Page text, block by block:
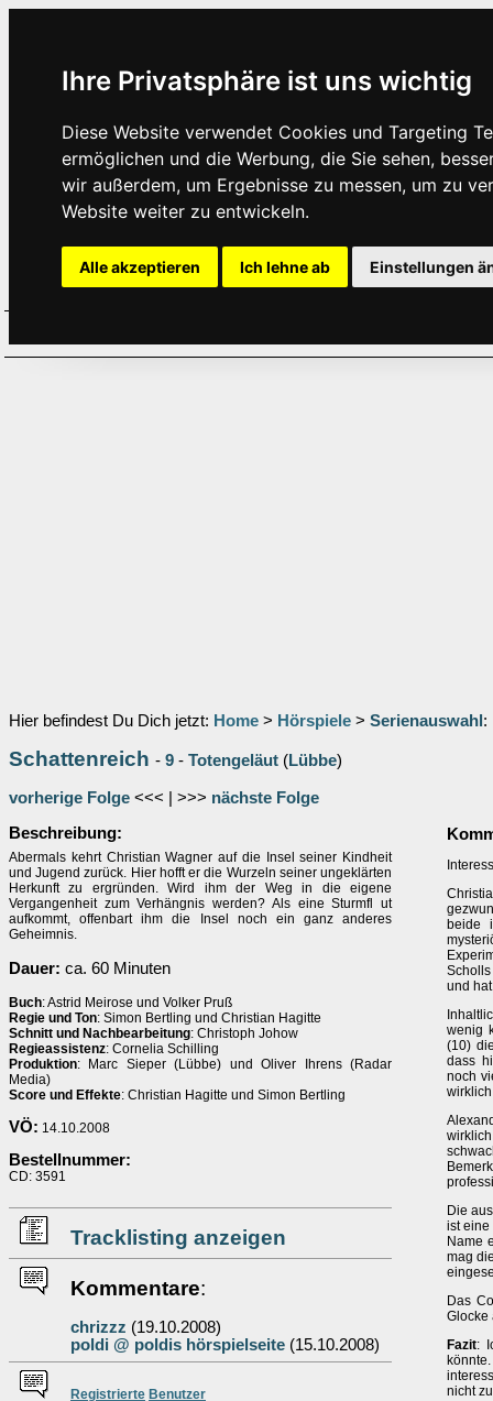
Ihre Privatsphäre ist uns wichtig
Diese Website verwendet Cookies und Targeting
ermöglichen und die Werbung, die Sie sehen,
wir außerdem, um Ergebnisse zu messen, um zu
Website weiter zu entwickeln.
Alle akzeptieren Ich lehne ab Einstellungen
Hier befindest Du Dich jetzt: Home > Hörspiele > Serienauswahl :
Schattenreich - 9 - Totengeläut (Lübbe)
vorherige Folge <<< | >>> nächste Folge
Beschreibung:
Abermals kehrt Christian Wagner auf die Insel seiner Kindheit
und Jugend zurück. Hier hofft er die Wurzeln seiner ungeklärten
Herkunft zu ergründen. Wird ihm der Weg in die eigene
Vergangenheit zum Verhängnis werden? Als eine Sturmfl ut
aufkommt, offenbart ihm die Insel noch ein ganz anderes
Geheimnis.
Dauer: ca. 60 Minuten
Buch: Astrid Meirose und Volker Pruß
Regie und Ton: Simon Bertling und Christian Hagitte
Schnitt und Nachbearbeitung: Christoph Johow
Regieassistenz: Cornelia Schilling
Produktion: Marc Sieper (Lübbe) und Oliver Ihrens (Radar
Media)
Score und Effekte: Christian Hagitte und Simon Bertling
VÖ: 14.10.2008
Bestellnummer:
CD: 3591
Tracklisting anzeigen
Kommentare:
chrizzz (19.10.2008)
poldi @ poldis hörspielseite (15.10.2008)
Registrierte Benutzer
beide
und
wenig
(10)
dass
noch
Die
ist eine
Name
mag
Das
Glocke
Fazit:
nicht